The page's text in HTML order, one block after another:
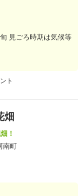
見ごろ時期は気候等
ト
畑
！
南町